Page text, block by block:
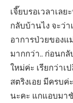
เจี๊ยบรอเวลาเล
กลับบ้านไง จะว่า
อาการป่วยของแ
มากกว่า.. ก่อนก
ใหม่ค่ะ เรียกว่าเ
สตริงเอย มีครบ
นะคะ แกแอบมา